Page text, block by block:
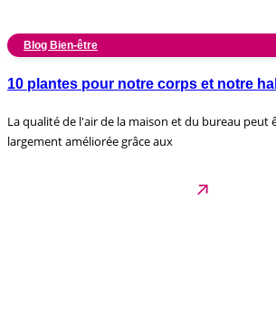
Blog Bien-être
10 plantes pour notre corps et notre
La qualité de l'air de la maison et du bureau peut
largement améliorée grâce aux